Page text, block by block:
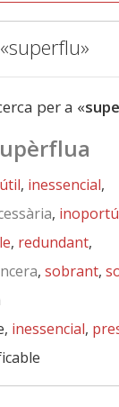
per a «
, inessencial,
, inoportú
, redundant,
, sobrant,
inessencial,